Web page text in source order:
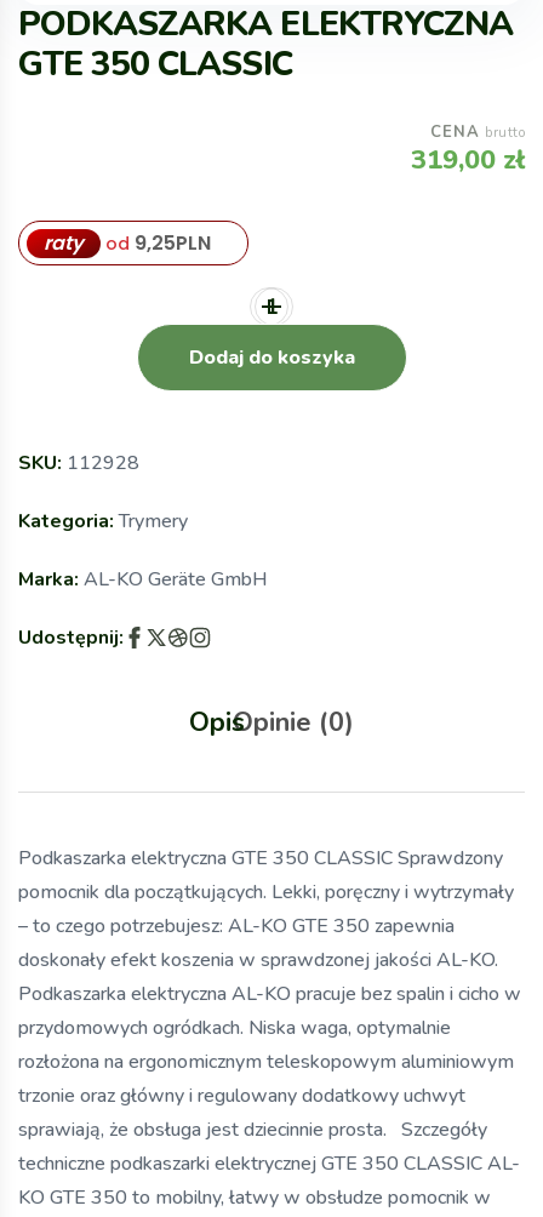
PODKASZARKA ELEKTRYCZNA
GTE 350 CLASSIC
CENA brutto
319,00 zł
raty od 9,25PLN
Dodaj do koszyka
SKU: 112928
Kategoria:Trymery
Marka: AL-KO Geräte GmbH
Udostępnij:
OpisOpinie (0)
Podkaszarka elektryczna GTE 350 CLASSIC Sprawdzony
pomocnik dla początkujących. Lekki, poręczny i wytrzymały
– to czego potrzebujesz: AL-KO GTE 350 zapewnia
doskonały efekt koszenia w sprawdzonej jakości AL-KO.
Podkaszarka elektryczna AL-KO pracuje bez spalin i cicho w
przydomowych ogródkach. Niska waga, optymalnie
rozłożona na ergonomicznym teleskopowym aluminiowym
trzonie oraz główny i regulowany dodatkowy uchwyt
sprawiają, że obsługa jest dziecinnie prosta. Szczegóły
techniczne podkaszarki elektrycznej GTE 350 CLASSIC AL-
KO GTE 350 to mobilny, łatwy w obsłudze pomocnik w